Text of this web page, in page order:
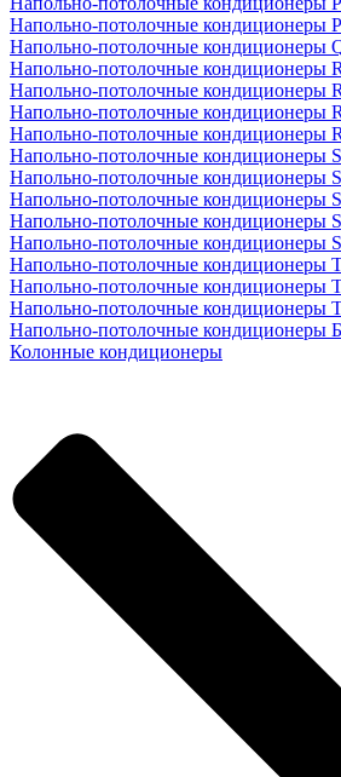
Напольно-потолочные кондиционеры
Напольно-потолочные кондиционеры
Напольно-потолочные кондиционеры
Напольно-потолочные кондиционеры
Напольно-потолочные кондиционеры
Напольно-потолочные кондиционеры
Напольно-потолочные кондиционеры
Напольно-потолочные кондиционеры
Напольно-потолочные кондиционеры
Напольно-потолочные кондиционеры
Напольно-потолочные кондиционеры
Напольно-потолочные кондиционеры
Напольно-потолочные кондиционеры
Напольно-потолочные кондиционеры
Напольно-потолочные кондиционеры
Колонные кондиционеры